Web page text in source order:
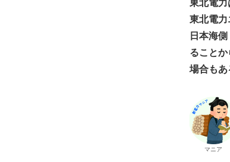
東北電力
東北電力
日本海
ること
場合も
マニア